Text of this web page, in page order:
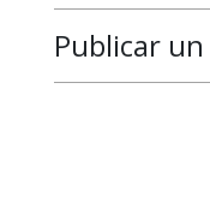
Publicar